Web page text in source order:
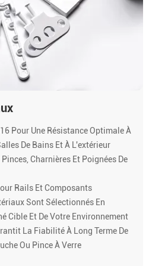
Pour Une Résistance Optimale À
De Bains Et À L'extérieur
Charnières Et Poignées De
Rails Et Composants
Sont Sélectionnés En
Cible Et De Votre Environnement
La Fiabilité À Long Terme De
Ou Pince À Verre